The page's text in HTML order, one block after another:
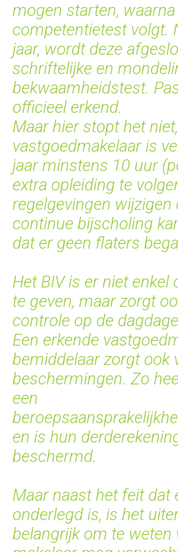
mogen starten, waarna
competentietest volgt.
jaar, wordt deze
schriftelijke en
bekwaamheidstest.
officieel erkend.
Maar hier stopt het
vastgoedmakelaar is
jaar minstens 10 uur
extra opleiding te
regelgevingen wijzigen
continue bijscholing
dat er geen flaters
Het BIV is er niet enkel
te geven, maar zorgt
controle op de
Een erkende
bemiddelaar zorgt ook
beschermingen. Zo
een
en is hun
beschermd.
Maar naast het feit dat
onderlegd is, is het
belangrijk om te weten